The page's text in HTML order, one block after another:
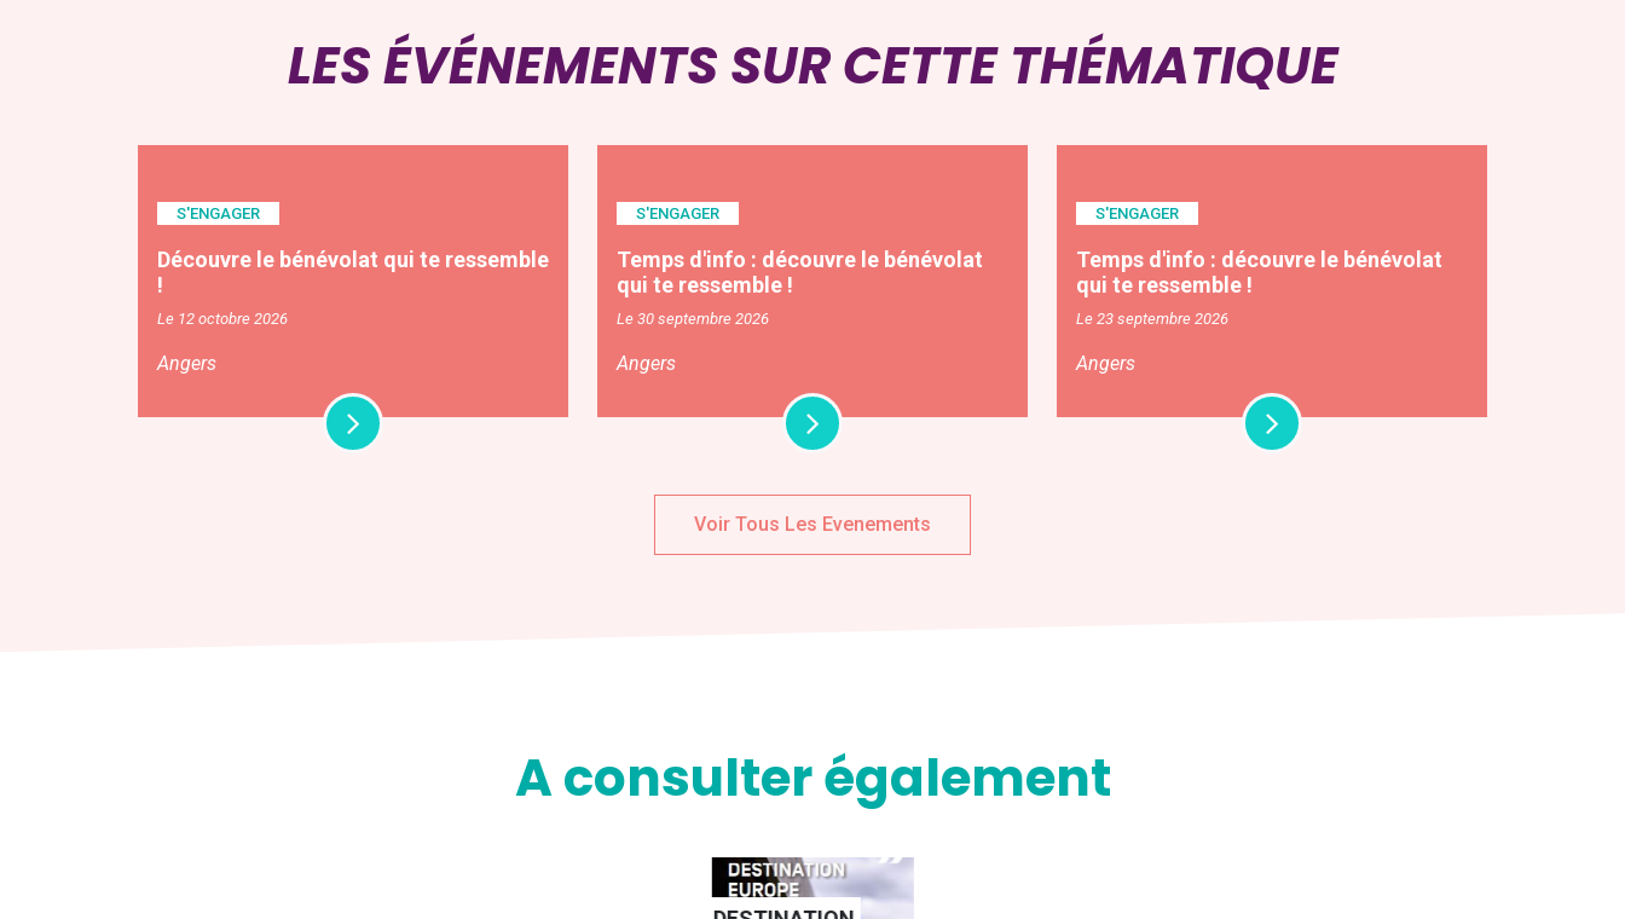
LES ÉVÉNEMENTS SUR CETTE THÉMATIQUE
S'ENGAGER
Découvre le bénévolat qui te ressemble
!
Le 12 octobre 2026
Angers
S'ENGAGER
Temps d'info : découvre le bénévolat
qui te ressemble !
Le 30 septembre 2026
Angers
S'ENGAGER
Temps d'info : découvre le bénévolat
qui te ressemble !
Le 23 septembre 2026
Angers
Voir Tous Les Evenements
A consulter également